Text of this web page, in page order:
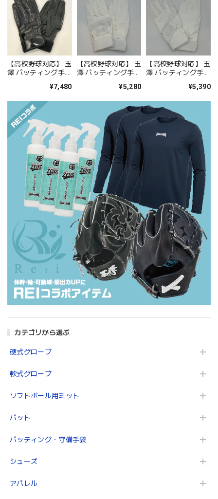
カテゴリから選ぶ
硬式グローブ
軟式グローブ
ソフトボール用ミット
バット
バッティング・守備手袋
シューズ
アパレル
【高校野球対応】 玉
澤 バッティング手袋
（エチオピアンシー
¥7,480
【高校野球対応】 玉
澤 バッティング手袋
（合皮・水洗い¥5,280
【高校野球対応】 玉
澤 バッティング手袋
ルト ホワイト（合
¥5,390